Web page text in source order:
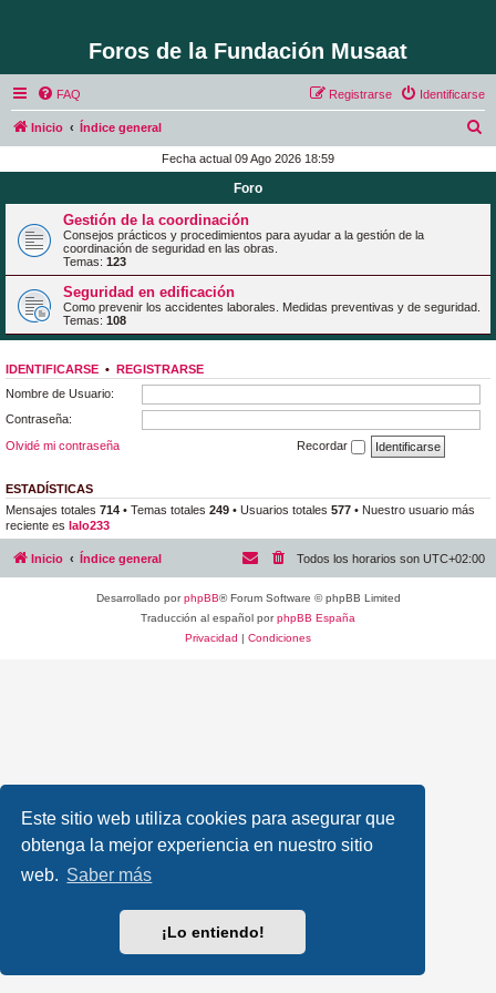
Este sitio web utiliza cookies para asegurar que
obtenga la mejor experiencia en nuestro sitio
web. Saber más
¡Lo entiendo!
Foros de la Fundación Musaat
FAQ Identificarse
Registrarse
Inicio Índice general
c
Fecha actual 09 Ago 2026 18:59
Foro
Gestión de la coordinación
Consejos prácticos y procedimientos para ayudar a la gestión de la
coordinación de seguridad en las obras.
Temas: 123
Seguridad en edificación
Como prevenir los accidentes laborales. Medidas preventivas y de seguridad.
Temas: 108
IDENTIFICARSE • REGISTRARSE
Nombre de Usuario:
Contraseña:
Olvidé mi contraseña
Recordar
ESTADÍSTICAS
Mensajes totales 714 • Temas totales 249 • Usuarios totales 577 • Nuestro usuario más
reciente es lalo233
Inicio Índice general Todos los horarios son UTC+02:00
Desarrollado porphpBB® Forum Software © phpBB Limited
Traducción al español porphpBB España
Privacidad | Condiciones